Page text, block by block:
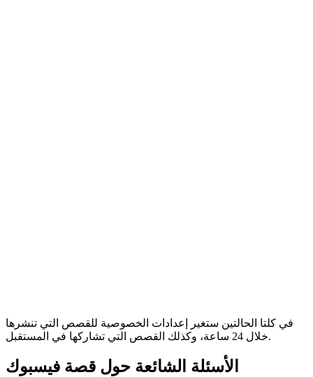
في كلتا الحالتين ستغير إعدادات الخصوصية للقصص التي تنشرها
خلال 24 ساعة، وكذلك القصص التي تشاركها في المستقبل.
الأسئلة الشائعة حول قصة فيسبوك